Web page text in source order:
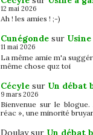
12 mai 2026
Ah ! les amies ! ;-)
Cunégonde sur
11 mai 2026
La même amie m'a
même chose quz toi
Cécyle sur Un débat
9 mars 2026
Bienvenue sur le
réac », une minorité